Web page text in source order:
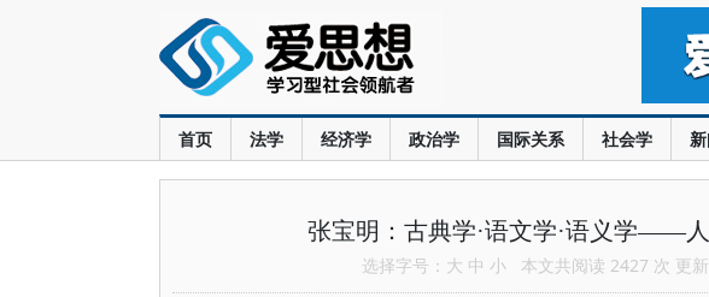
首页 法学 经济学 政治学 国际关系 社会学
张宝明：古典学·语文学·语义学——
选择字号： 大 中 小 本文共阅读 2427 次 更